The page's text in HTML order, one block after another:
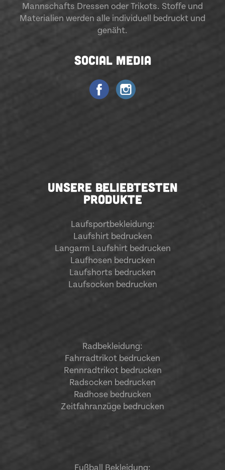
Mannschafts Dressen oder Trikots. Stoffe und
Materialien werden alle individuell bedruckt und
genäht.
SOCIAL MEDIA
UNSERE BELIEBTESTEN
PRODUKTE
Laufsportbekleidung:
Laufshirt bedrucken
Langarm Laufshirt bedrucken
Laufhosen bedrucken
Laufshorts bedrucken
Laufsocken bedrucken
Radbekleidung:
Fahrradtrikot bedrucken
Rennradtrikot bedrucken
Radsocken bedrucken
Radhose bedrucken
Zeitfahranzüge bedrucken
Fußball Bekleidung: